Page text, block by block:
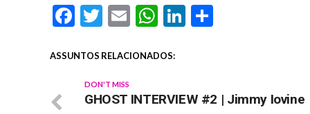
Facebook
Twitter
EmailWhatsApp
LinkedIn
ASSUNTOS RELACIONADOS:
DON'T MISS
GHOST INTERVIEW #2 | Jimmy Iovine